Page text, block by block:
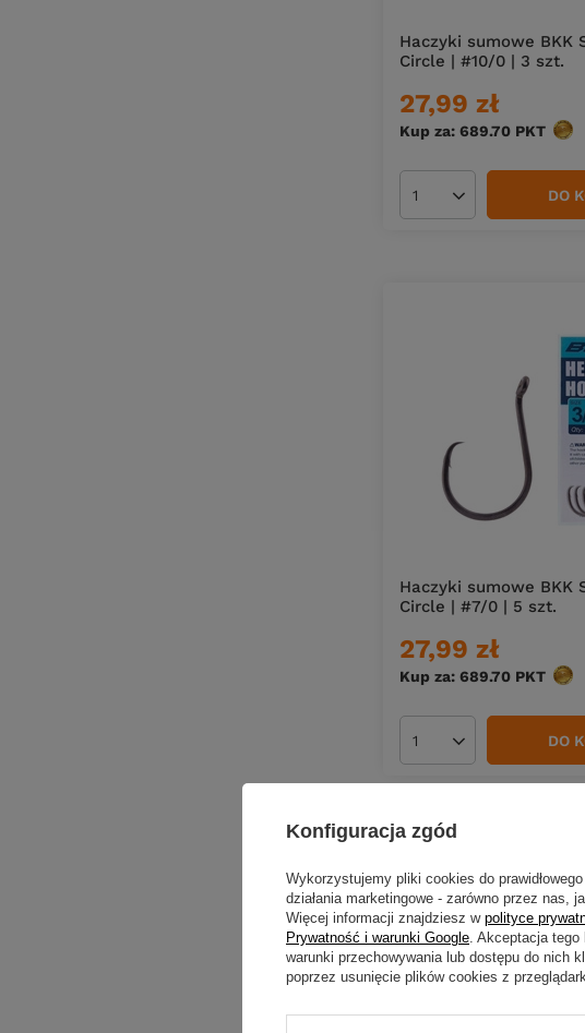
Haczyki sumowe BKK
Circle | #10/0 | 3 szt.
27,99 zł
Kup za: 689.70 PKT
Ilość produktów DO
Haczyki sumowe BKK
Circle | #7/0 | 5 szt.
27,99 zł
Kup za: 689.70 PKT
Ilość produktów DO
Konfiguracja zgód
Wykorzystujemy pliki cookies do
działania marketingowe - zarówno przez nas,
Więcej informacji znajdziesz w polityce
Prywatność i warunki Google. Akceptacja
warunki przechowywania lub dostępu do nich
poprzez usunięcie plików cookies z